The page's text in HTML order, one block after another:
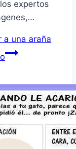
expertos
a una araña